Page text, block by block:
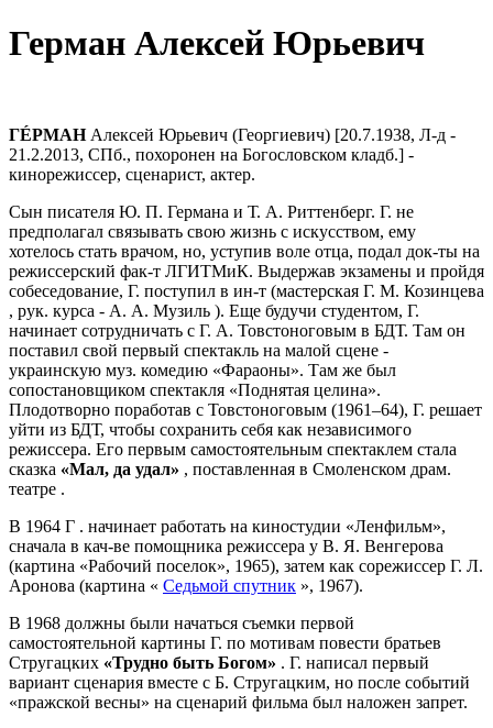
Герман Алексей Юрьевич
ГÉРМАНАлексей Юрьевич (Георгиевич) [20.7.1938, Л-д -
21.2.2013, СПб., похоронен на Богословском кладб.] -
кинорежиссер, сценарист, актер.
Сын писателя Ю. П. Германа и Т. А. Риттенберг. Г. не
предполагал связывать свою жизнь с искусством, ему
хотелось стать врачом, но, уступив воле отца, подал док-ты на
режиссерский фак-т ЛГИТМиК. Выдержав экзамены и пройдя
собеседование, Г. поступил в ин-т (мастерская Г. М. Козинцева
, рук. курса - А. А. Музиль ). Еще будучи студентом, Г.
начинает сотрудничать с Г. А. Товстоноговым в БДТ. Там он
поставил свой первый спектакль на малой сцене -
украинскую муз. комедию «Фараоны». Там же был
сопостановщиком спектакля «Поднятая целина».
Плодотворно поработав с Товстоноговым (1961–64), Г. решает
уйти из БДТ, чтобы сохранить себя как независимого
режиссера. Его первым самостоятельным спектаклем стала
сказка «Мал, да удал» , поставленная в Смоленском драм.
театре .
В 1964 Г . начинает работать на киностудии «Ленфильм»,
сначала в кач-ве помощника режиссера у В. Я. Венгерова
(картина «Рабочий поселок», 1965), затем как сорежиссер Г. Л.
Аронова (картина « Седьмой спутник », 1967).
В 1968 должны были начаться съемки первой
самостоятельной картины Г. по мотивам повести братьев
Стругацких «Трудно быть Богом» . Г. написал первый
вариант сценария вместе с Б. Стругацким, но после событий
«пражской весны» на сценарий фильма был наложен запрет.